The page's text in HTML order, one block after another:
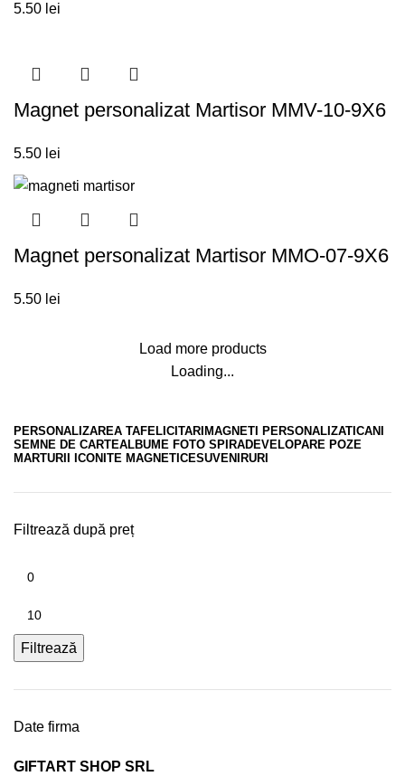
PERSONALIZAREA TAFELICITARI MAGNETI PERSONALIZATI CANI
SEMNE DE CARTEALBUME FOTO SPIRADEVELOPARE POZE
MARTURII ICONITE MAGNETICESUVENIRURI
Filtrează după preț
Filtrează
Date firma
GIFTART SHOP SRL
5.50 lei
Magnet personalizat Martisor MMV-10-9X6
5.50 lei
Magnet personalizat Martisor MMO-07-9X6
5.50 lei
Load more products
Loading...